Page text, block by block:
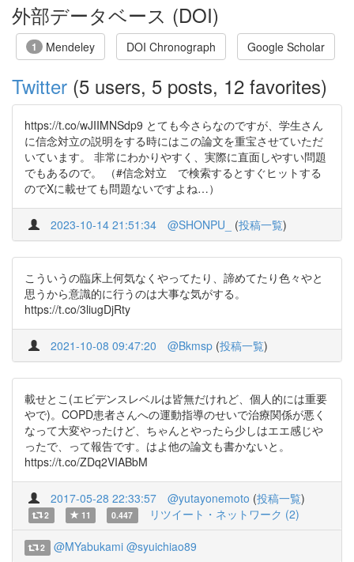
外部データベース (DOI)
1 Mendeley DOI Chronograph Google Scholar
Twitter (5 users, 5 posts, 12 favorites)
https://t.co/wJIIMNSdp9 とても今さらなのですが、学生さん
に信念対立の説明をする時にはこの論文を重宝させていただ
いています。 非常にわかりやすく、実際に直面しやすい問題
でもあるので。 （#信念対立 で検索するとすぐヒットする
のでXに載せても問題ないですよね…）
2023-10-14 21:51:34 @SHONPU_ (投稿一覧)
こういうの臨床上何気なくやってたり、諦めてたり色々やと
思うから意識的に行うのは大事な気がする。
https://t.co/3liugDjRty
2021-10-08 09:47:20 @Bkmsp (投稿一覧)
載せとこ(エビデンスレベルは皆無だけれど、個人的には重要
やで)。COPD患者さんへの運動指導のせいで治療関係が悪く
なって大変やったけど、ちゃんとやったら少しはエエ感じや
ったで、って報告です。はよ他の論文も書かないと。
https://t.co/ZDq2VIABbM
2017-05-28 22:33:57 @yutayonemoto (投稿一覧)
2 11 0.447 リツイート・ネットワーク (2)
2 @MYabukami @syuichiao89